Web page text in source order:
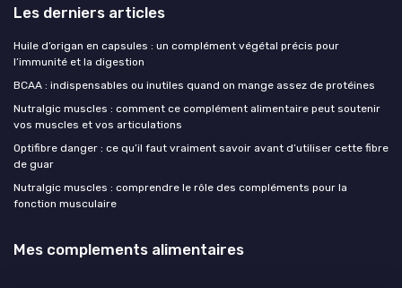
Les derniers articles
Huile d’origan en capsules : un complément végétal précis pour
l’immunité et la digestion
BCAA : indispensables ou inutiles quand on mange assez de protéines
Nutralgic muscles : comment ce complément alimentaire peut soutenir
vos muscles et vos articulations
Optifibre danger : ce qu’il faut vraiment savoir avant d’utiliser cette fibre
de guar
Nutralgic muscles : comprendre le rôle des compléments pour la
fonction musculaire
Mes complements alimentaires